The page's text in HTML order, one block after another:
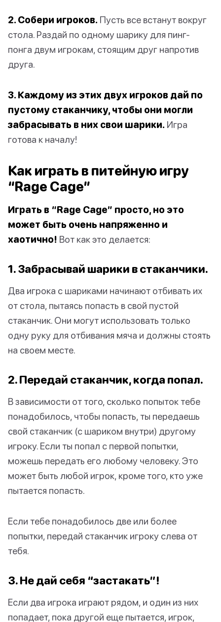
2. Собери игроков. Пусть все встанут вокруг
стола. Раздай по одному шарику для пинг-
понга двум игрокам, стоящим друг напротив
друга.
3. Каждому из этих двух игроков дай по
пустому стаканчику, чтобы они могли
забрасывать в них свои шарики. Игра
готова к началу!
Как играть в питейную игру
“Rage Cage”
Играть в “Rage Cage” просто, но это
может быть очень напряженно и
хаотично! Вот как это делается:
1. Забрасывай шарики в стаканчики.
Два игрока с шариками начинают отбивать их
от стола, пытаясь попасть в свой пустой
стаканчик. Они могут использовать только
одну руку для отбивания мяча и должны стоять
на своем месте.
2. Передай стаканчик, когда попал.
В зависимости от того, сколько попыток тебе
понадобилось, чтобы попасть, ты передаешь
свой стаканчик (с шариком внутри) другому
игроку. Если ты попал с первой попытки,
можешь передать его любому человеку. Это
может быть любой игрок, кроме того, кто уже
пытается попасть.
Если тебе понадобилось две или более
попытки, передай стаканчик игроку слева от
тебя.
3. Не дай себя “застакать”!
Если два игрока играют рядом, и один из них
попадает, пока другой еще пытается, игрок,